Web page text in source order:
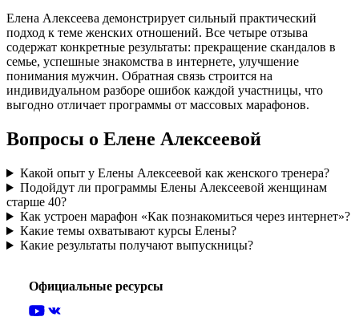
Елена Алексеева демонстрирует сильный практический
подход к теме женских отношений. Все четыре отзыва
содержат конкретные результаты: прекращение скандалов в
семье, успешные знакомства в интернете, улучшение
понимания мужчин. Обратная связь строится на
индивидуальном разборе ошибок каждой участницы, что
выгодно отличает программы от массовых марафонов.
Вопросы о Елене Алексеевой
Какой опыт у Елены Алексеевой как женского тренера?
Подойдут ли программы Елены Алексеевой женщинам
старше 40?
Как устроен марафон «Как познакомиться через интернет»?
Какие темы охватывают курсы Елены?
Какие результаты получают выпускницы?
Официальные ресурсы